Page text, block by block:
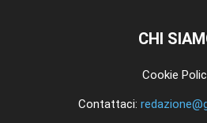
CHI
Cookie
Contattaci: